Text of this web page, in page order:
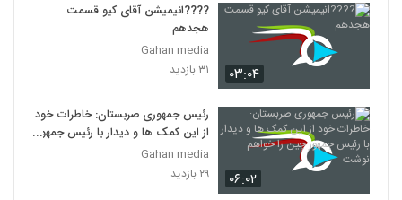
۰۳:۰۴
????️انیمیشن آقای کیو قسمت
هجدهم
Gahan media
۳۱ بازدید
۰۶:۰۲
رئیس جمهوری صربستان: خاطرات خود
از این کمک ها و دیدار با رئیس جمهور
چین را خواهم نوشت
Gahan media
۲۹ بازدید